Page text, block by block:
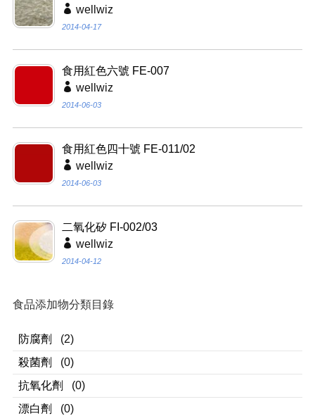
wellwiz
2014-04-17
食用紅色六號 FE-007
wellwiz
2014-06-03
食用紅色四十號 FE-011/02
wellwiz
2014-06-03
二氧化矽 FI-002/03
wellwiz
2014-04-12
食品添加物分類目錄
防腐劑
(2)
殺菌劑
(0)
抗氧化劑
(0)
漂白劑
(0)